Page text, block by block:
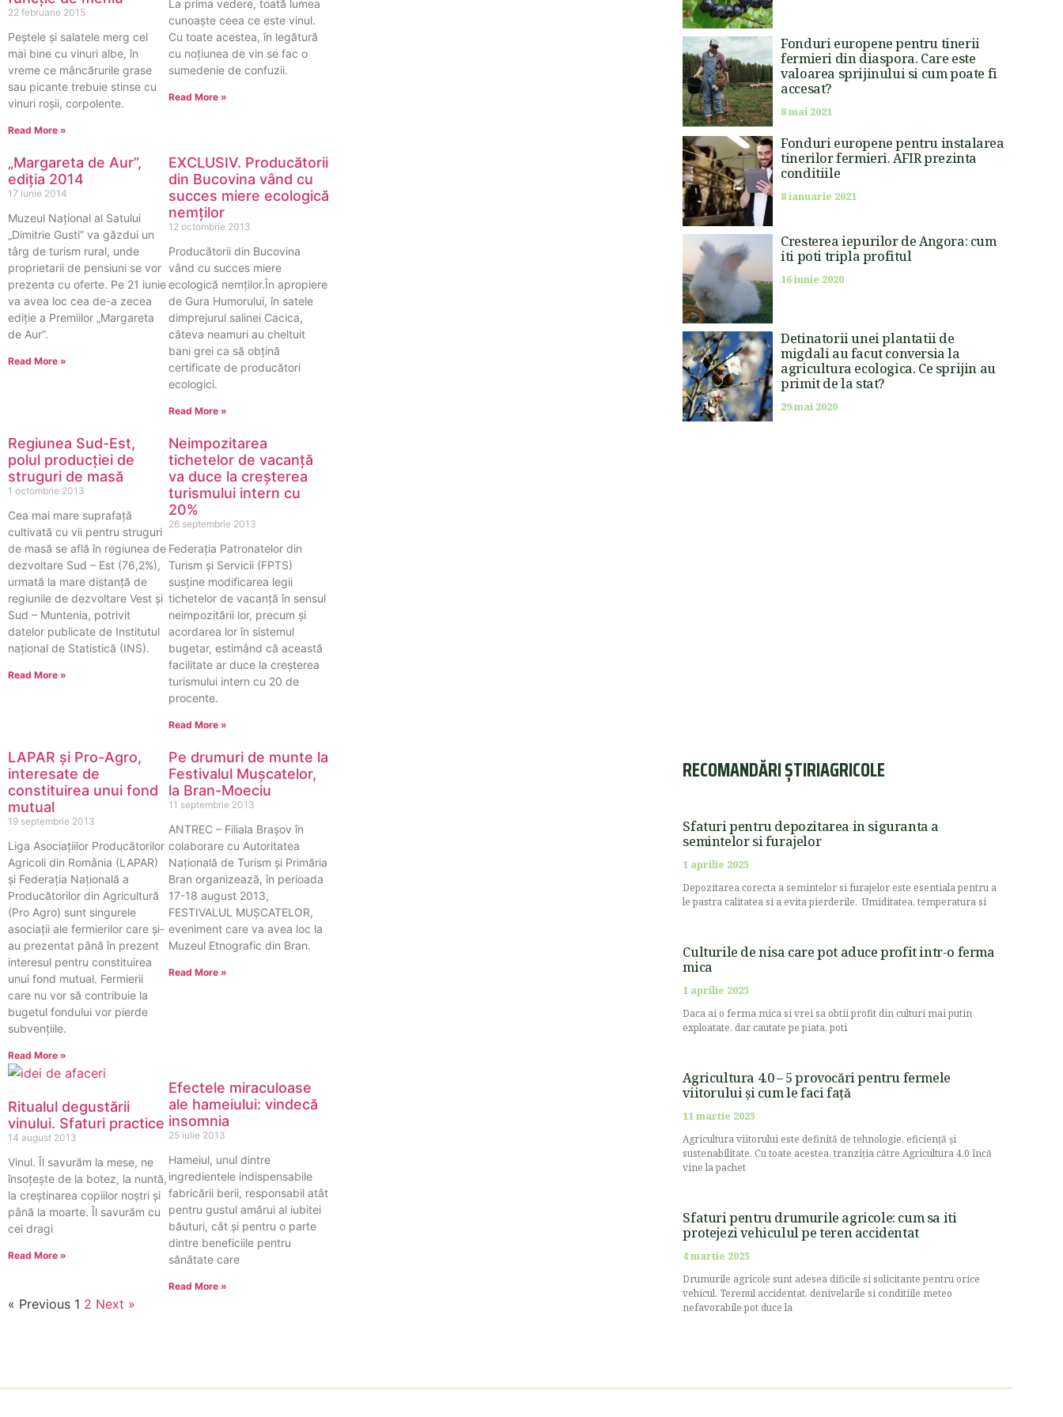
22 februarie 2015
Peștele și salatele merg cel
mai bine cu vinuri albe, în
vreme ce mâncărurile grase
sau picante trebuie stinse cu
vinuri roșii, corpolente.
Read More »
La prima vedere, toată lumea
cunoaște ceea ce este vinul.
Cu toate acestea, în legătură
cu noţiunea de vin se fac o
sumedenie de confuzii.
Read More »
„Margareta de Aur”,
ediția 2014
17 iunie 2014
Muzeul Naţional al Satului
„Dimitrie Gusti” va găzdui un
târg de turism rural, unde
proprietarii de pensiuni se vor
prezenta cu oferte. Pe 21 iunie
va avea loc cea de-a zecea
ediţie a Premiilor „Margareta
de Aur”.
Read More »
EXCLUSIV. Producătorii
din Bucovina vând cu
succes miere ecologică
nemților
12 octombrie 2013
Producătorii din Bucovina
vând cu succes miere
ecologică nemților.În apropiere
de Gura Humorului, în satele
dimprejurul salinei Cacica,
câteva neamuri au cheltuit
bani grei ca să obțină
certificate de producători
ecologici.
Read More »
Regiunea Sud-Est,
polul producției de
struguri de masă
1 octombrie 2013
Cea mai mare suprafaţă
cultivată cu vii pentru struguri
de masă se află în regiunea de
dezvoltare Sud – Est (76,2%),
urmată la mare distanţă de
regiunile de dezvoltare Vest şi
Sud – Muntenia, potrivit
datelor publicate de Institutul
național de Statistică (INS).
Read More »
Neimpozitarea
tichetelor de vacanță
va duce la creșterea
turismului intern cu
20%
26 septembrie 2013
Federația Patronatelor din
Turism și Servicii (FPTS)
susține modificarea legii
tichetelor de vacanță în sensul
neimpozitării lor, precum și
acordarea lor în sistemul
bugetar, estimând că această
facilitate ar duce la creșterea
turismului intern cu 20 de
procente.
Read More »
LAPAR și Pro-Agro,
interesate de
constituirea unui fond
mutual
19 septembrie 2013
Liga Asociaţiilor Producătorilor
Agricoli din România (LAPAR)
și Federaţia Naţională a
Producătorilor din Agricultură
(Pro Agro) sunt singurele
asociaţii ale fermierilor care şi-
au prezentat până în prezent
interesul pentru constituirea
unui fond mutual. Fermierii
care nu vor să contribuie la
bugetul fondului vor pierde
subvențiile.
Read More »
Pe drumuri de munte la
Festivalul Muşcatelor,
la Bran-Moeciu
11 septembrie 2013
ANTREC – Filiala Brașov în
colaborare cu Autoritatea
Națională de Turism și Primăria
Bran organizează, în perioada
17-18 august 2013,
FESTIVALUL MUȘCATELOR,
eveniment care va avea loc la
Muzeul Etnografic din Bran.
Read More »
Ritualul degustării
vinului. Sfaturi practice
14 august 2013
Vinul. Îl savurăm la mese, ne
însoțește de la botez, la nuntă,
la creștinarea copiilor noștri și
până la moarte. Îl savurăm cu
cei dragi
Read More »
Efectele miraculoase
ale hameiului: vindecă
insomnia
25 iulie 2013
Hameiul, unul dintre
ingredientele indispensabile
fabricării berii, responsabil atât
pentru gustul amărui al iubitei
băuturi, cât și pentru o parte
dintre beneficiile pentru
sănătate care
Read More »
« Previous 1 2 Next »
Fonduri europene pentru tinerii
fermieri din diaspora. Care este
valoarea sprijinului si cum poate fi
accesat?
8 mai 2021
Fonduri europene pentru instalarea
tinerilor fermieri. AFIR prezinta
conditiile
8 ianuarie 2021
Cresterea iepurilor de Angora: cum
iti poti tripla profitul
16 iunie 2020
Detinatorii unei plantatii de
migdali au facut conversia la
agricultura ecologica. Ce sprijin au
primit de la stat?
29 mai 2020
RECOMANDĂRI ȘTIRIAGRICOLE
Sfaturi pentru depozitarea in siguranta a
semintelor si furajelor
1 aprilie 2025
Depozitarea corecta a semintelor si furajelor este esentiala pentru a
le pastra calitatea si a evita pierderile. Umiditatea, temperatura si
Culturile de nisa care pot aduce profit intr-o ferma
mica
1 aprilie 2025
Daca ai o ferma mica si vrei sa obtii profit din culturi mai putin
exploatate, dar cautate pe piata, poti
Agricultura 4.0 – 5 provocări pentru fermele
viitorului și cum le faci față
11 martie 2025
Agricultura viitorului este definită de tehnologie, eficiență și
sustenabilitate. Cu toate acestea, tranziția către Agricultura 4.0 încă
vine la pachet
Sfaturi pentru drumurile agricole: cum sa iti
protejezi vehiculul pe teren accidentat
4 martie 2025
Drumurile agricole sunt adesea dificile si solicitante pentru orice
vehicul. Terenul accidentat, denivelarile si conditiile meteo
nefavorabile pot duce la